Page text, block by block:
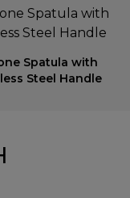
Spatula with
Steel Handle